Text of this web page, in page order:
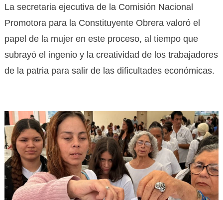
La secretaria ejecutiva de la Comisión Nacional
Promotora para la Constituyente Obrera valoró el
papel de la mujer en este proceso, al tiempo que
subrayó el ingenio y la creatividad de los trabajadores
de la patria para salir de las dificultades económicas.